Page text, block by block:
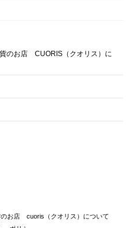
のお店 CUORIS（クオリス）に
お店 cuoris（クオリス）について